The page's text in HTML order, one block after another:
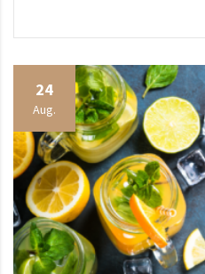
24
Aug.